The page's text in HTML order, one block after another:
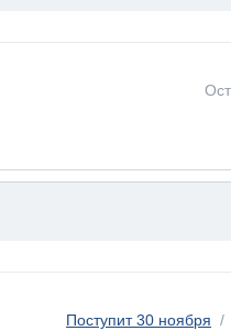
Поступит 30 ноября